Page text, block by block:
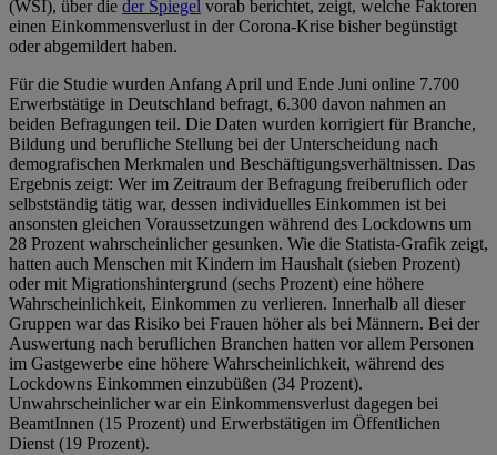
(WSI), über die der Spiegel vorab berichtet, zeigt, welche Faktoren
einen Einkommensverlust in der Corona-Krise bisher begünstigt
oder abgemildert haben.
Für die Studie wurden Anfang April und Ende Juni online 7.700
Erwerbstätige in Deutschland befragt, 6.300 davon nahmen an
beiden Befragungen teil. Die Daten wurden korrigiert für Branche,
Bildung und berufliche Stellung bei der Unterscheidung nach
demografischen Merkmalen und Beschäftigungsverhältnissen. Das
Ergebnis zeigt: Wer im Zeitraum der Befragung freiberuflich oder
selbstständig tätig war, dessen individuelles Einkommen ist bei
ansonsten gleichen Voraussetzungen während des Lockdowns um
28 Prozent wahrscheinlicher gesunken. Wie die Statista-Grafik zeigt,
hatten auch Menschen mit Kindern im Haushalt (sieben Prozent)
oder mit Migrationshintergrund (sechs Prozent) eine höhere
Wahrscheinlichkeit, Einkommen zu verlieren. Innerhalb all dieser
Gruppen war das Risiko bei Frauen höher als bei Männern. Bei der
Auswertung nach beruflichen Branchen hatten vor allem Personen
im Gastgewerbe eine höhere Wahrscheinlichkeit, während des
Lockdowns Einkommen einzubüßen (34 Prozent).
Unwahrscheinlicher war ein Einkommensverlust dagegen bei
BeamtInnen (15 Prozent) und Erwerbstätigen im Öffentlichen
Dienst (19 Prozent).